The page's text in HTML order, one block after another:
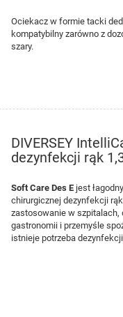
Ociekacz w formie tacki
kompatybilny zarówno z
szary.
DIVERSEY
dezynfekcji rąk
Soft Care Des E jest
chirurgicznej dezynfekcji
zastosowanie w szpitalach,
gastronomii i przemyśle
istnieje potrzeba